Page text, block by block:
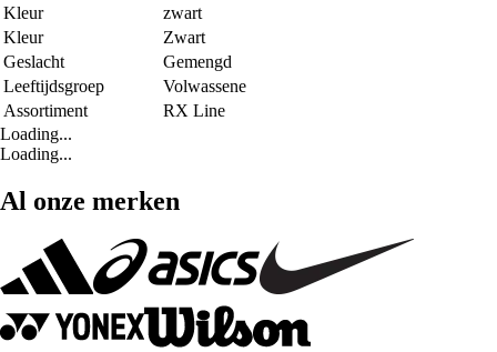
Kleur
zwart
Kleur
Zwart
Geslacht
Gemengd
Leeftijdsgroep
Volwassene
Assortiment
RX Line
Loading...
Loading...
Al onze merken